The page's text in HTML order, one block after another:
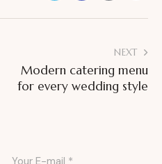
NEXT
Modern catering menu
for every wedding style